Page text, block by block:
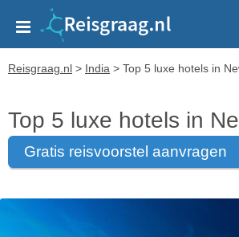
Reisgraag.nl > India > Top 5 luxe hotels in
Top 5 luxe hotels in
gratis reisvoorstel aanvragen